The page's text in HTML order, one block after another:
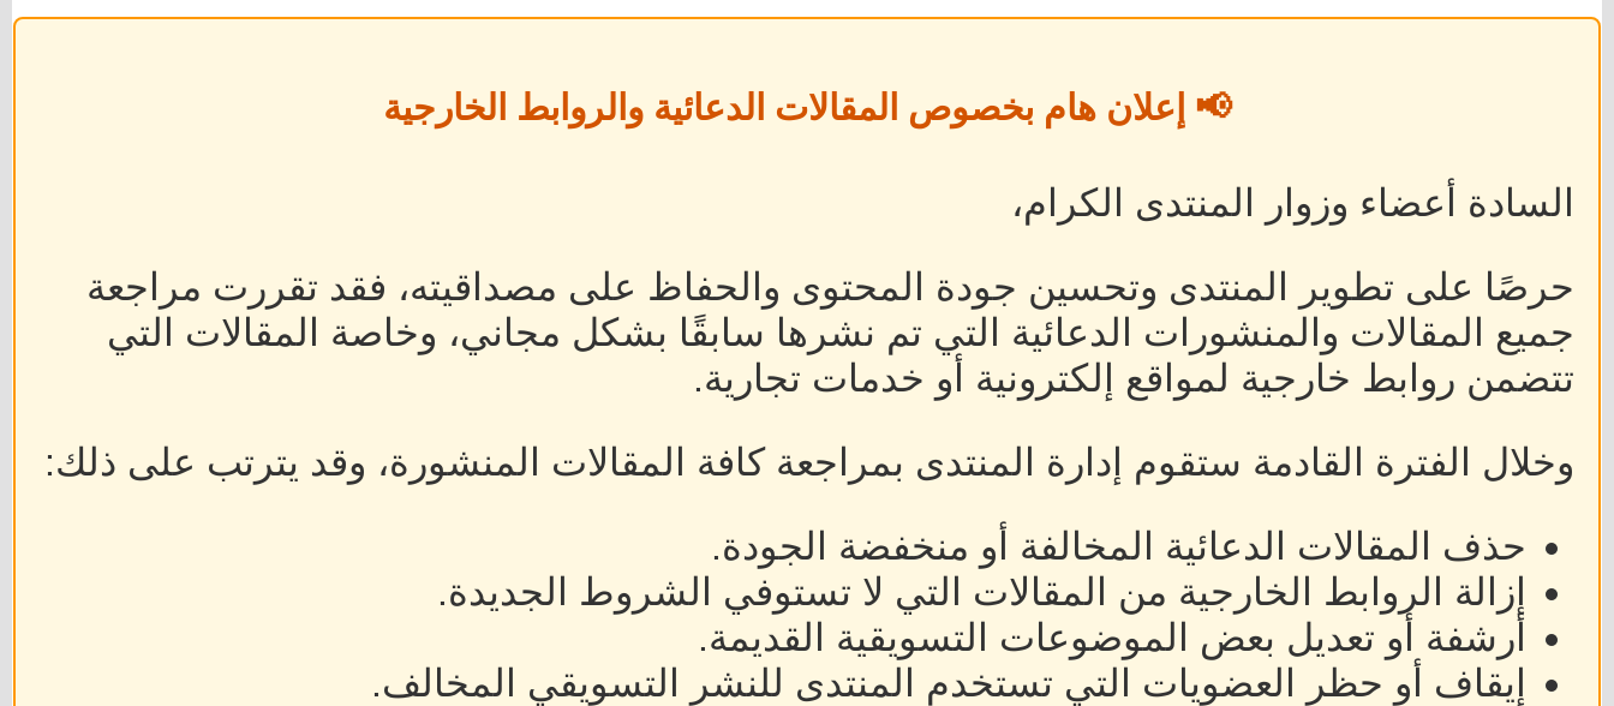
📢 إعلان هام بخصوص المقالات الدعائية والروابط الخارجية
السادة أعضاء وزوار المنتدى الكرام،
حرصًا على تطوير المنتدى وتحسين جودة المحتوى والحفاظ على مصداقيته، فقد تقررت مراجعة
جميع المقالات والمنشورات الدعائية التي تم نشرها سابقًا بشكل مجاني، وخاصة المقالات التي
تتضمن روابط خارجية لمواقع إلكترونية أو خدمات تجارية.
وخلال الفترة القادمة ستقوم إدارة المنتدى بمراجعة كافة المقالات المنشورة، وقد يترتب على ذلك:
حذف المقالات الدعائية المخالفة أو منخفضة الجودة.
إزالة الروابط الخارجية من المقالات التي لا تستوفي الشروط الجديدة.
أرشفة أو تعديل بعض الموضوعات التسويقية القديمة.
إيقاف أو حظر العضويات التي تستخدم المنتدى للنشر التسويقي المخالف.